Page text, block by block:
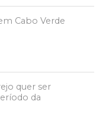
Cabo Verde
quer ser
da